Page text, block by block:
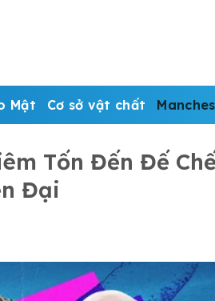
Mật Cơ sở vật chất
Tốn Đến Đế
Đại